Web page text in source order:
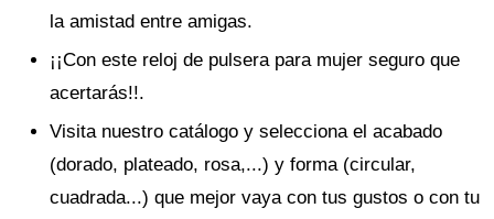
la amistad entre amigas.
¡¡Con este reloj de pulsera para mujer seguro que
acertarás!!.
Visita nuestro catálogo y selecciona el acabado
(dorado, plateado, rosa,...) y forma (circular,
cuadrada...) que mejor vaya con tus gustos o con tu